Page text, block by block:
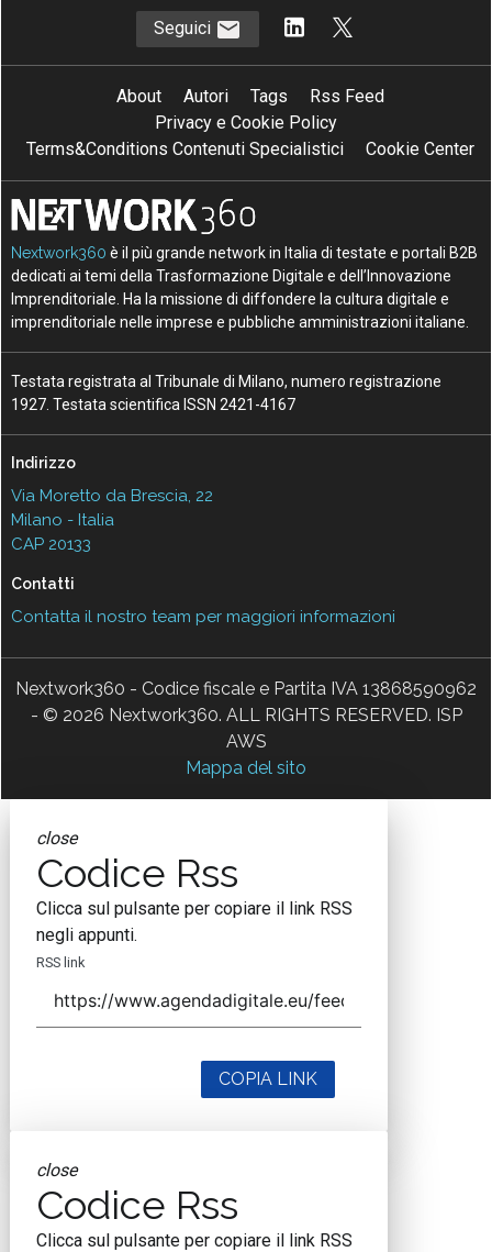
Seguici
About Autori Tags
Rss Feed
Privacy e Cookie Policy
Terms&Conditions Contenuti Specialistici
Cookie Center
Nextwork360 è il più grande network in Italia di testate e portali B2B
dedicati ai temi della Trasformazione Digitale e dell’Innovazione
Imprenditoriale. Ha la missione di diffondere la cultura digitale e
imprenditoriale nelle imprese e pubbliche amministrazioni italiane.
Testata registrata al Tribunale di Milano, numero registrazione
1927. Testata scientifica ISSN 2421-4167
Indirizzo
Via Moretto da Brescia, 22
Milano - Italia
CAP 20133
Contatti
Contatta il nostro team per maggiori informazioni
Nextwork360 - Codice fiscale e Partita IVA 13868590962
- © 2026 Nextwork360. ALL RIGHTS RESERVED. ISP
AWS
Mappa del sito
close
Codice Rss
Clicca sul pulsante per copiare il link RSS
negli appunti.
RSS link
COPIA LINK
close
Codice Rss
Clicca sul pulsante per copiare il link RSS